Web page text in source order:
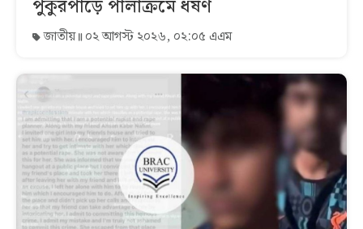
পুকুরপাড়ে পালাক্রমে ধর্ষণ
জাতীয় ০২ আগস্ট ২০২৬, ০২:০৫ এএম